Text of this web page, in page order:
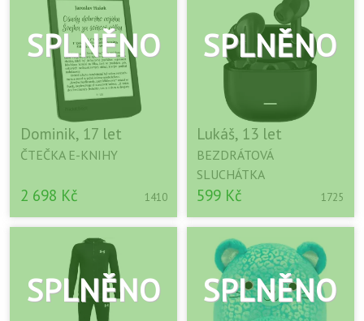
Dominik, 17 let
ČTEČKA E-KNIHY
2 698 Kč 1410
Lukáš, 13 let
BEZDRÁTOVÁ
SLUCHÁTKA
599 Kč 1725